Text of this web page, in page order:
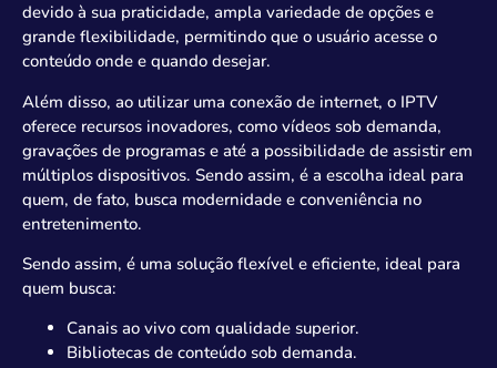
devido à sua praticidade, ampla variedade de opções e
grande flexibilidade, permitindo que o usuário acesse o
conteúdo onde e quando desejar.
Além disso, ao utilizar uma conexão de internet, o IPTV
oferece recursos inovadores, como vídeos sob demanda,
gravações de programas e até a possibilidade de assistir em
múltiplos dispositivos. Sendo assim, é a escolha ideal para
quem, de fato, busca modernidade e conveniência no
entretenimento.
Sendo assim, é uma solução flexível e eficiente, ideal para
quem busca:
Canais ao vivo com qualidade superior.
Bibliotecas de conteúdo sob demanda.